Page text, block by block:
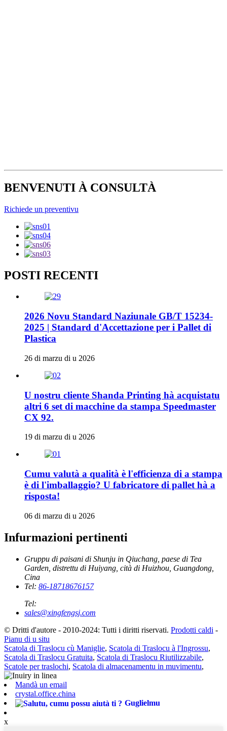
BENVENUTI À CONSULTÀ
Richiede un preventivu
POSTI RECENTI
2026 Novu Standard Naziunale GB/T 15234-
2025 | Standard d'Accettazione per i Pallet di
Plastica
26 di marzu di u 2026
U nostru cliente Shanda Printing hà acquistatu
altri 6 set di macchine da stampa Speedmaster
CX 92.
19 di marzu di u 2026
Cumu valutà a qualità è l'efficienza di a stampa
è di l'imballaggio? U fabricatore di pallet hà a
risposta!
06 di marzu di u 2026
Infurmazioni pertinenti
Gruppu di paisani di Shunju in Qiuchang, paese di Tea
Garden, distrettu di Huiyang, cità di Huizhou, Guangdong,
Cina
Tel: 86-18718676157
Tel:
sales@xingfengsj.com
© Dritti d'autore - 2010-2024: Tutti i diritti riservati. Prodotti caldi -
Pianu di u situ
Scatola di Traslocu cù Maniglie, Scatola di Traslocu à l'Ingrossu,
Scatola di Traslocu Gratuita, Scatola di Traslocu Riutilizzabile,
Scatole per traslochi, Scatola di almacenamentu in muvimentu,
Mandà un email
crystal.office.china
Guglielmu
x